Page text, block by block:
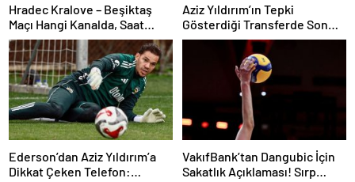
Hradec Kralove – Beşiktaş
Maçı Hangi Kanalda, Saat
Kaçta, Şifresiz Mi?
Aziz Yıldırım’ın Tepki
Gösterdiği Transferde Son
Durum! Oyuncunun Geleceği
Ederson’dan Aziz Yıldırım’a
Dikkat Çeken Telefon:
VakıfBank’tan Dangubic İçin
Sakatlık Açıklaması! Sırp